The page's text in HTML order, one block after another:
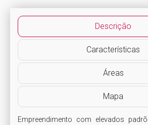
Descrição
Características
Áreas
Mapa
Empreendimento com elevados